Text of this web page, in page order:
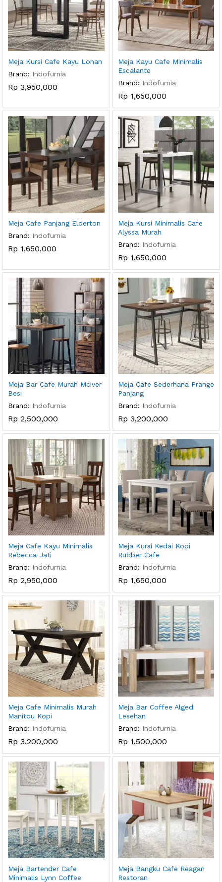
Meja Kursi Cafe Kayu Lonan
Brand: Indofurnia
Rp 3,950,000
Meja Kayu Cafe Minimalis
Escalante
Brand: Indofurnia
Rp 1,650,000
Meja Cafe Panjang Elderton
Brand: Indofurnia
Rp 1,650,000
Meja Kursi Minimalis Cafe
Alyssa Murah
Brand: Indofurnia
Rp 1,650,000
Meja Bar Cafe Murah Mciver
Besi
Brand: Indofurnia
Rp 2,500,000
Meja Cafe Sederhana Prange
Panjang
Brand: Indofurnia
Rp 3,200,000
Meja Cafe Kayu Minimalis
Rebecca Jati
Brand: Indofurnia
Rp 2,950,000
Meja Kursi Kedai Kopi
Rubber Cafe
Brand: Indofurnia
Rp 1,650,000
Meja Cafe Minimalis Murah
Manitou Kopi
Brand: Indofurnia
Rp 3,200,000
Meja Bar Coffee Algedi
Lesehan
Brand: Indofurnia
Rp 1,500,000
Meja Bartender Cafe
Minimalis Lynn Coffee
Meja Bangku Cafe Reagan
Restoran